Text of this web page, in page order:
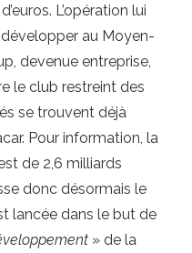
L’opération lui
au Moyen-
devenue entreprise,
le club restreint des
se trouvent déjà
Pour information, la
de 2,6 milliards
donc désormais le
lancée dans le but de
» de la